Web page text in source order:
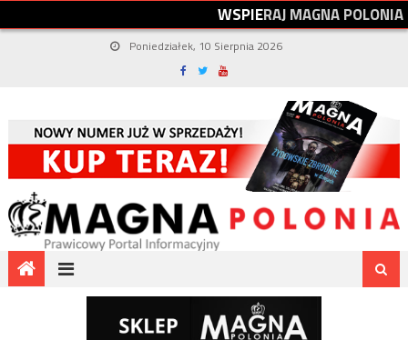
WSPIERAJMAGNAPOLONIA
Poniedziałek, 10 Sierpnia 2026